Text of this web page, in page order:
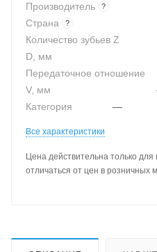
Производитель ?
Страна
?
Количество зубьев Z
D, мм
Передаточное отношение
V, мм
Категория
—
Все характеристики
Цена действительна только
отличаться от цен в розничных